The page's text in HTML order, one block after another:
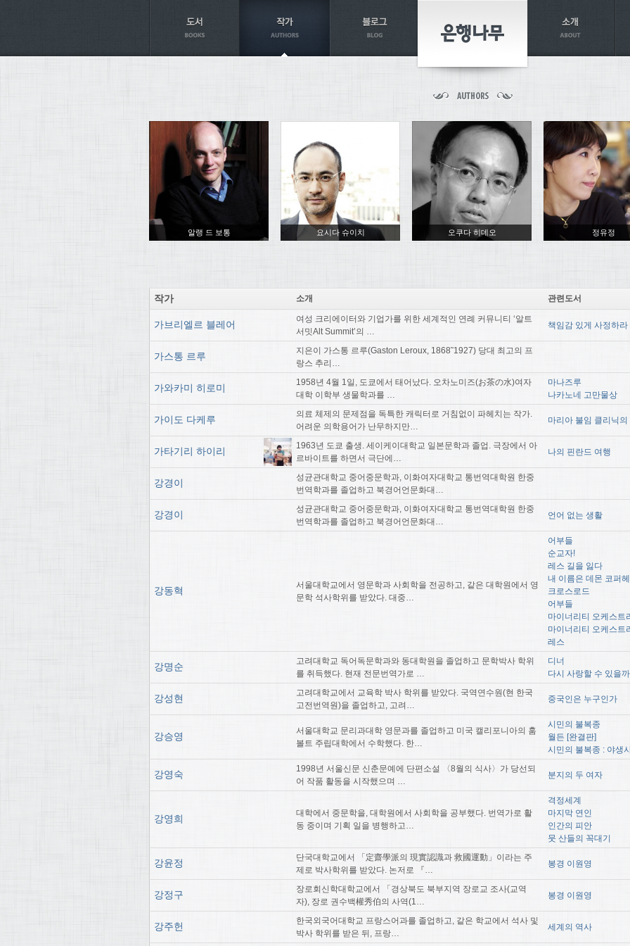
알랭 드 보통 요시다 슈이치 오쿠다 히데오 정유정
작가 소개 관련도서
가브리엘르 블레어
여성 크리에이터와 기업가를 위한 세계적인 연례 커뮤니티 ‘알트
서밋Alt Summit’의 …
책임감 있게 사정하라
가스통 르루
지은이 가스통 르루(Gaston Leroux, 1868˜1927) 당대 최고의 프
랑스 추리…
가와카미 히로미
1958년 4월 1일, 도쿄에서 태어났다. 오차노미즈(お茶の水)여자
대학 이학부 생물학과를 …
마나즈루
나카노네 고만물상
가이도 다케루
의료 체제의 문제점을 독특한 캐릭터로 거침없이 파헤치는 작가.
어려운 의학용어가 난무하지만…
마리아 불임 클리닉의
가타기리 하이리
1963년 도쿄 출생. 세이케이대학교 일본문학과 졸업. 극장에서 아
르바이트를 하면서 극단에…
나의 핀란드 여행
강경이
성균관대학교 중어중문학과, 이화여자대학교 통번역대학원 한중
번역학과를 졸업하고 북경어언문화대…
강경이
성균관대학교 중어중문학과, 이화여자대학교 통번역대학원 한중
번역학과를 졸업하고 북경어언문화대…
언어 없는 생활
강동혁
서울대학교에서 영문학과 사회학을 전공하고, 같은 대학원에서 영
문학 석사학위를 받았다. 대중…
어부들
순교자!
레스 길을 잃다
내 이름은 데몬 코퍼
크로스로드
어부들
마이너리티 오케스트
마이너리티 오케스트
레스
강명순
고려대학교 독어독문학과와 동대학원을 졸업하고 문학박사 학위
를 취득했다. 현재 전문번역가로 …
디너
다시 사랑할 수 있을까
강성현
고려대학교에서 교육학 박사 학위를 받았다. 국역연수원(현 한국
고전번역원)을 졸업하고, 고려…
중국인은 누구인가
강승영
서울대학교 문리과대학 영문과를 졸업하고 미국 캘리포니아의 훔
볼트 주립대학에서 수학했다. 한…
시민의 불복종
월든 [완결판]
시민의 불복종 : 야생
강영숙
1998년 서울신문 신춘문예에 단편소설 〈8월의 식사〉가 당선되
어 작품 활동을 시작했으며 …
분지의 두 여자
강영희
대학에서 중문학을, 대학원에서 사회학을 공부했다. 번역가로 활
동 중이며 기획 일을 병행하고…
격정세계
마지막 연인
인간의 피안
뭇 산들의 꼭대기
강윤정
단국대학교에서 「定齋學派의 現實認識과 救國運動」이라는 주
제로 박사학위를 받았다. 논저로 『…
봉경 이원영
강정구
장로회신학대학교에서 「경상북도 북부지역 장로교 조사(교역
자), 장로 권수백權秀伯의 사역(1…
봉경 이원영
강주헌
한국외국어대학교 프랑스어과를 졸업하고, 같은 학교에서 석사 및
박사 학위를 받은 뒤, 프랑…
세계의 역사